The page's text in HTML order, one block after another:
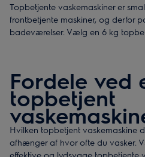
Topbetjente vaskemaskiner er
frontbetjente maskiner, og derfor
badeværelser. Vælg en 6 kg
Fordele ved
topbetjent
Hvilken topbetjent vaskemaskine
afhænger af hvor ofte du vasker.
effektive og lydsvage topbetjente